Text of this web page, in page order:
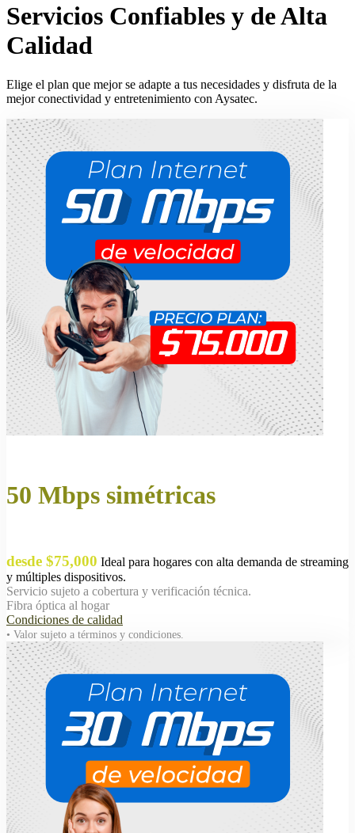
Servicios Confiables y de Alta
Calidad
Elige el plan que mejor se adapte a tus necesidades y disfruta de la
mejor conectividad y entretenimiento con Aysatec.
50 Mbps simétricas
desde $75,000 Ideal para hogares con alta demanda de streaming
y múltiples dispositivos.
Servicio sujeto a cobertura y verificación técnica.
Fibra óptica al hogar
Condiciones de calidad
• Valor sujeto a términos y condiciones.